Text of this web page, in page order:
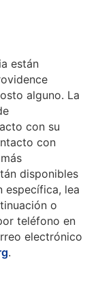
están
alguno. La
con su
con
disponibles
específica, lea
o
teléfono en
electrónico
.